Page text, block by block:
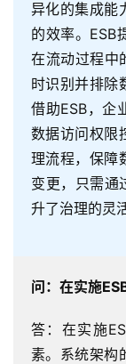
异化的集成能
的效率。ESB
在流动过程中
时识别并排除
借助ESB，企
数据访问权限
理流程，保障
变更，只需通
升了治理的灵
问：在实施
答：在实施
素。系统架构